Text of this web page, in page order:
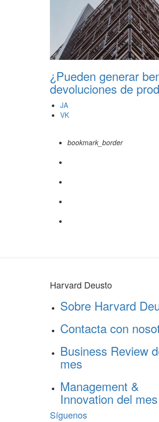
¿Pueden generar
devoluciones de
JA
VK
bookmark_border
Harvard Deusto
Sobre Harvard
Contacta con
Business Review
mes
Management &
Innovation del mes
Síguenos